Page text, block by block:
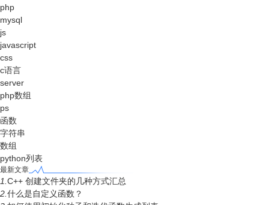
php
mysql
js
javascript
css
c语言
server
php数组
ps
函数
字符串
数组
python列表
最新文章
1. C++ 创建文件夹的几种方式汇总
2. 什么是自定义函数？